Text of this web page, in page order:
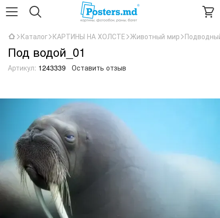
Каталог КАРТИНЫ НА ХОЛСТЕ Животный мир
Под водой_01
Артикул: 1243339 Оставить отзыв